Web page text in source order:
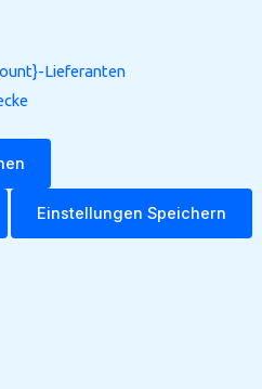
Lieferanten
Einstellungen Speichern